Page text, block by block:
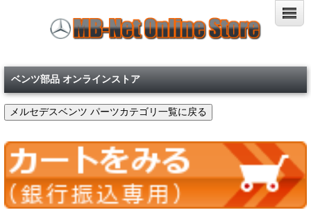
ベンツ部品 オンラインストア